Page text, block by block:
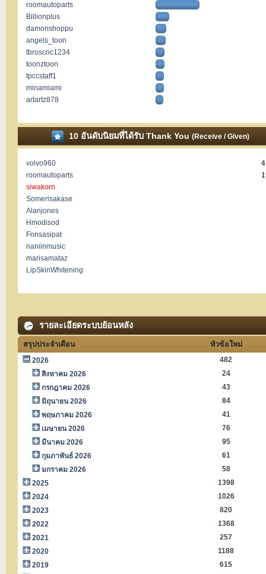
roomautoparts
ิBillionplus
damonshoppu
angels_toon
tbroscnc1234
toonztoon
tpccstaff1
minamiami
artartz878
10 อันดับนิยมที่ได้รับ Thank You (Receive / Given)
volvo960
roomautoparts
siwakorn
Somerisakase
Alanjones
Hmodisod
Fonsasipat
naniinmusic
marisamataz
LipSkinWhitening
รายละเอียดระบบย้อนหลัง
สรุปประจำเดือน
หัวข้อใหม่
2026
482
สิงหาคม 2026
24
กรกฎาคม 2026
43
มิถุนายน 2026
84
พฤษภาคม 2026
41
เมษายน 2026
76
มีนาคม 2026
95
กุมภาพันธ์ 2026
61
มกราคม 2026
58
2025
1398
2024
1026
2023
820
2022
1368
2021
257
2020
1188
2019
615